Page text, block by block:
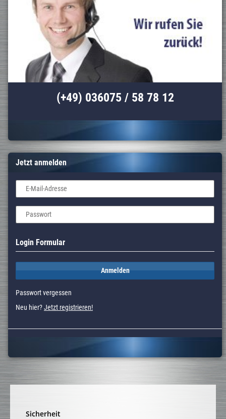
(+49) 036075 / 58 78 12
Jetzt anmelden
E-Mail-Adresse
Passwort
Login Formular
Anmelden
Passwort vergessen
Neu hier?Jetzt registrieren!
Sicherheit